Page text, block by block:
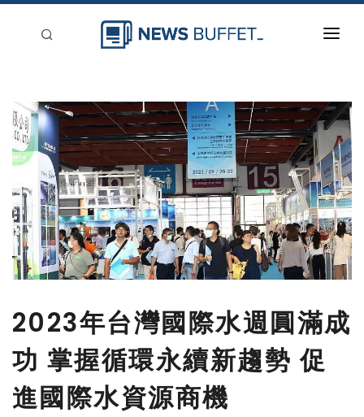
新聞稿分類
登入
刊登
2023年台灣國際水週圓滿成
功 掌握循環永續新趨勢 促
進國際水資源商機